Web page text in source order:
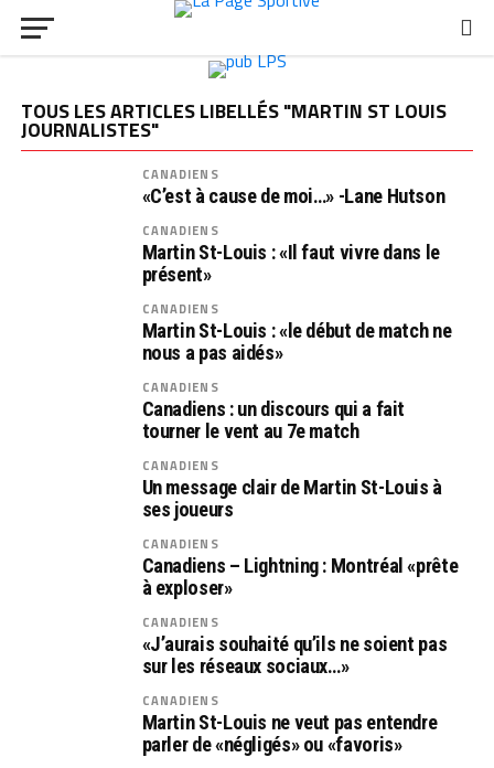
TOUS LES ARTICLES LIBELLÉS "MARTIN ST LOUIS
JOURNALISTES"
CANADIENS
«C’est à cause de moi…» -Lane Hutson
CANADIENS
Martin St-Louis : «Il faut vivre dans le
présent»
CANADIENS
Martin St-Louis : «le début de match ne
nous a pas aidés»
CANADIENS
Canadiens : un discours qui a fait
tourner le vent au 7e match
CANADIENS
Un message clair de Martin St-Louis à
ses joueurs
CANADIENS
Canadiens – Lightning : Montréal «prête
à exploser»
CANADIENS
«J’aurais souhaité qu’ils ne soient pas
sur les réseaux sociaux…»
CANADIENS
Martin St-Louis ne veut pas entendre
parler de «négligés» ou «favoris»